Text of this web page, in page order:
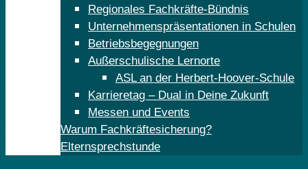
Regionales Fachkräfte-Bündnis
Unternehmenspräsentationen in Schulen
Betriebsbegegnungen
Außerschulische Lernorte
ASL an der Herbert-Hoover-Schule
Karrieretag – Dual in Deine Zukunft
Messen und Events
Warum Fachkräftesicherung?
Elternsprechstunde